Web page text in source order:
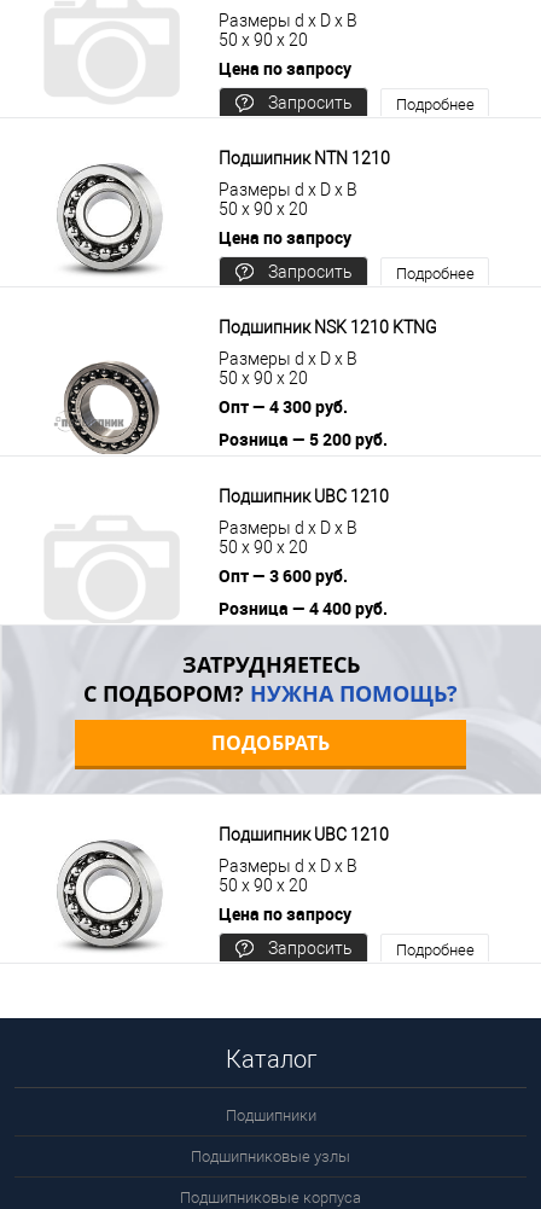
Размеры d x D x B
50 x 90 x 20
Цена по запросу
Запросить
Подробнее
Подшипник NTN 1210
Размеры d x D x B
50 x 90 x 20
Цена по запросу
Запросить
Подробнее
Подшипник NSK 1210 KTNG
Размеры d x D x B
50 x 90 x 20
Опт — 4 300 руб.
Розница — 5 200 руб.
Подшипник UBC 1210
Размеры d x D x B
50 x 90 x 20
Опт — 3 600 руб.
Розница — 4 400 руб.
ЗАТРУДНЯЕТЕСЬ
С ПОДБОРОМ? НУЖНА ПОМОЩЬ?
ПОДОБРАТЬ
Подшипник UBC 1210
Размеры d x D x B
50 x 90 x 20
Цена по запросу
Запросить
Подробнее
Каталог
Подшипники
Подшипниковые узлы
Подшипниковые корпуса